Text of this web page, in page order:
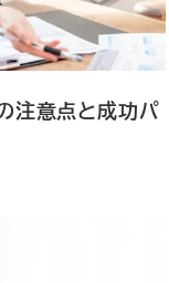
注意点と成功パ